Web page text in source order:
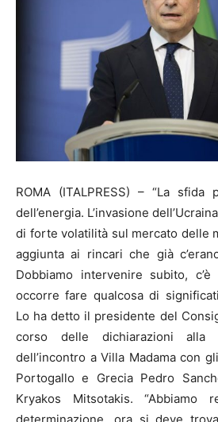
ROMA (ITALPRESS) – “La
dell’energia. L’invasione
di forte volatilità sul mercato delle
aggiunta ai rincari che già
Dobbiamo intervenire subito,
occorre fare qualcosa di
Lo ha detto il presidente del
corso delle dichiarazioni alla
dell’incontro a Villa Madama con
Portogallo e Grecia Pedro
Kryakos Mitsotakis.